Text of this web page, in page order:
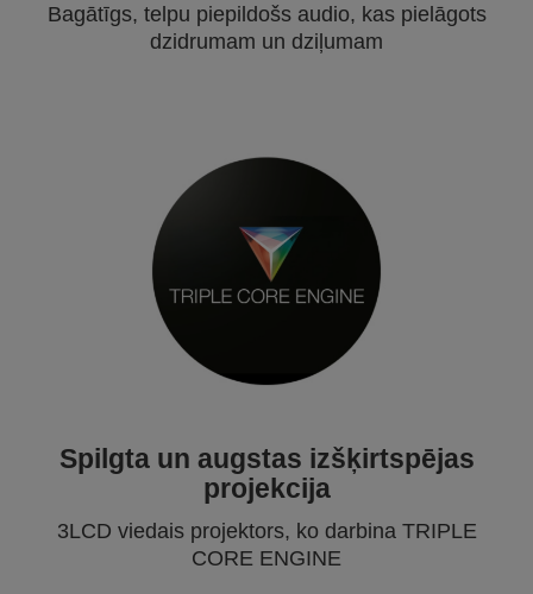
Bagātīgs, telpu piepildošs audio, kas pielāgots
dzidrumam un dziļumam
Spilgta un augstas izšķirtspējas
projekcija
3LCD viedais projektors, ko darbina TRIPLE
CORE ENGINE